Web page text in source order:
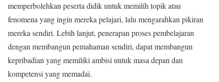
memperbolehkan peserta didik untuk memilih topik atau
fenomena yang ingin mereka pelajari, lalu mengarahkan pikiran
mereka sendiri. Lebih lanjut, penerapan proses pembelajaran
dengan membangun pemahaman sendiri, dapat membangun
kepribadian yang memiliki ambisi untuk masa depan dan
kompetensi yang memadai.